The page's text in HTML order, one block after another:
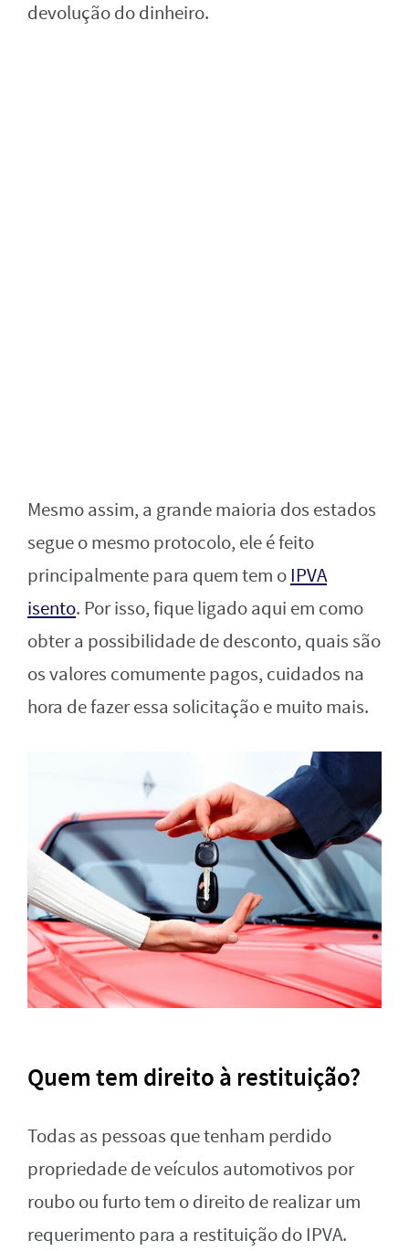
devolução do dinheiro.
Mesmo assim, a grande maioria dos estados
segue o mesmo protocolo, ele é feito
principalmente para quem tem oIPVA
isento. Por isso, fique ligado aqui em como
obter a possibilidade de desconto, quais são
os valores comumente pagos, cuidados na
hora de fazer essa solicitação e muito mais.
Quem tem direito à restituição?
Todas as pessoas que tenham perdido
propriedade de veículos automotivos por
roubo ou furto tem o direito de realizar um
requerimento para a restituição do IPVA.